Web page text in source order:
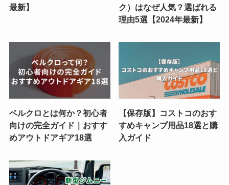
最新】
ク）はなぜ人気？選ばれる
理由5選【2024年最新】
ベルクロとは何か？初心者
向けの完全ガイド｜おすす
めアウトドアギア18選
【保存版】コストコのおす
すめキャンプ用品18選と購
入ガイド